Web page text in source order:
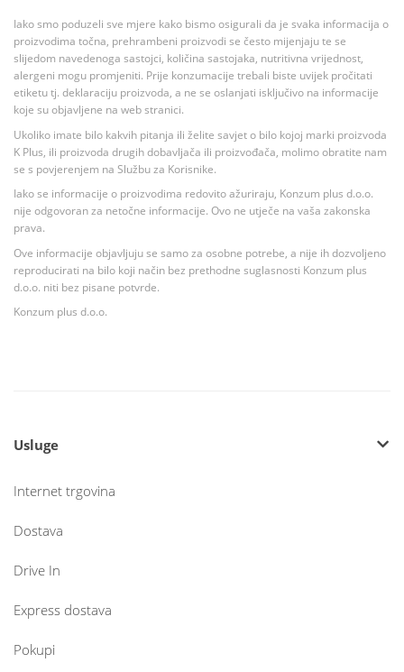
Iako smo poduzeli sve mjere kako bismo osigurali da je svaka informacija o
proizvodima točna, prehrambeni proizvodi se često mijenjaju te se
slijedom navedenoga sastojci, količina sastojaka, nutritivna vrijednost,
alergeni mogu promjeniti. Prije konzumacije trebali biste uvijek pročitati
etiketu tj. deklaraciju proizvoda, a ne se oslanjati isključivo na informacije
koje su objavljene na web stranici.
Ukoliko imate bilo kakvih pitanja ili želite savjet o bilo kojoj marki proizvoda
K Plus, ili proizvoda drugih dobavljača ili proizvođača, molimo obratite nam
se s povjerenjem na Službu za Korisnike.
Iako se informacije o proizvodima redovito ažuriraju, Konzum plus d.o.o.
nije odgovoran za netočne informacije. Ovo ne utječe na vaša zakonska
prava.
Ove informacije objavljuju se samo za osobne potrebe, a nije ih dozvoljeno
reproducirati na bilo koji način bez prethodne suglasnosti Konzum plus
d.o.o. niti bez pisane potvrde.
Konzum plus d.o.o.
Usluge
Internet trgovina
Dostava
Drive In
Express dostava
Pokupi